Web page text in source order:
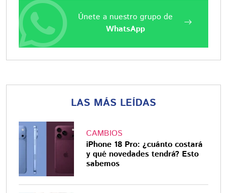
Únete a nuestro grupo de
WhatsApp
LAS MÁS LEÍDAS
CAMBIOS
iPhone 18 Pro: ¿cuánto costará
y qué novedades tendrá? Esto
sabemos